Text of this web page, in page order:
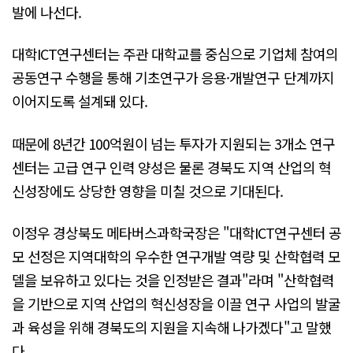
발에 나선다.
대학ICT연구센터는 주관 대학교를 중심으로 기업체 참여의
공동연구 수행을 통해 기초연구가 응용·개발연구 단계까지
이어지도록 설계돼 있다.
때문에 8년간 100억원이 넘는 투자가 지원되는 3개소 연구
센터는 고급 연구 인력 양성은 물론 경북도 지역 산업의 혁
신성장에도 상당한 영향을 미칠 것으로 기대된다.
이정우 경상북도 메타버스과학국장은 "대학ICT연구센터 공
모 선정은 지역대학의 우수한 연구개발 역량 및 산학협력 모
델을 보유하고 있다는 것을 인정받은 결과"라며 "산학협력
을 기반으로 지역 산업의 혁신성장을 이끌 연구 사업의 발굴
과 육성을 위해 경북도의 지원을 지속해 나가겠다"고 말했